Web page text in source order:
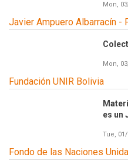
Mon,
Javier Ampuero Albarracín -
Mon,
Fundación UNIR Bolivia
es un
Tue,
Fondo de las Naciones